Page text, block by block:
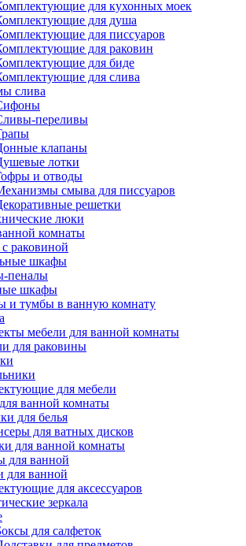
для кухонных моек
для душа
для писсуаров
для раковин
для биде
для слива
слива
переливы
клапаны
лотки
и отводы
смыва для писсуаров
решетки
люки
комнаты
раковиной
шкафы
пеналы
шкафы
и тумбы в ванную комнату
мебели для ванной комнаты
для раковины
для мебели
ванной комнаты
для белья
для ватных дисков
для ванной комнаты
для ванной
для ванной
для аксессуаров
зеркала
для салфеток